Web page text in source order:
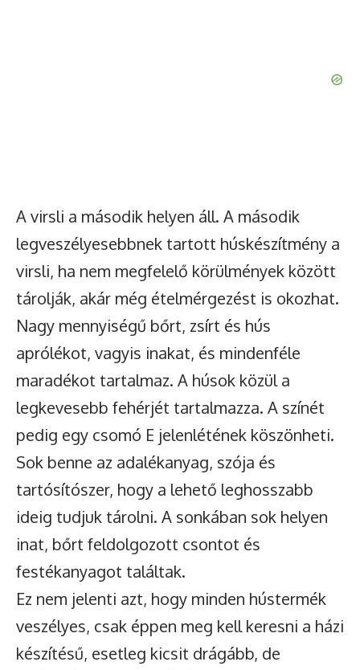
A virsli a második helyen áll. A második
legveszélyesebbnek tartott húskészítmény a
virsli, ha nem megfelelő körülmények között
tárolják, akár még ételmérgezést is okozhat.
Nagy mennyiségű bőrt, zsírt és hús
aprólékot, vagyis inakat, és mindenféle
maradékot tartalmaz. A húsok közül a
legkevesebb fehérjét tartalmazza. A színét
pedig egy csomó E jelenlétének köszönheti.
Sok benne az adalékanyag, szója és
tartósítószer, hogy a lehető leghosszabb
ideig tudjuk tárolni. A sonkában sok helyen
inat, bőrt feldolgozott csontot és
festékanyagot találtak.
Ez nem jelenti azt, hogy minden hústermék
veszélyes, csak éppen meg kell keresni a házi
készítésű, esetleg kicsit drágább, de